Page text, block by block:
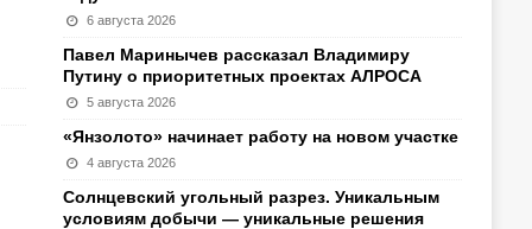
6 августа 2026
Павел Маринычев рассказал Владимиру
Путину о приоритетных проектах АЛРОСА
5 августа 2026
«Янзолото» начинает работу на новом участке
4 августа 2026
Солнцевский угольный разрез. Уникальным
условиям добычи — уникальные решения